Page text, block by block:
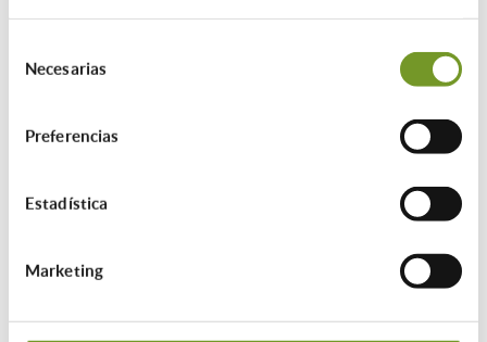
Necesarias
Preferencias
Estadística
Marketing
• Programa 2 (viviendas, viviendas
- 75% máximo 1.200 € por actuación
- 75% máximo 2.000 € en caso de
Inversión mínima de 1.000 €
Concesión de ayudas en régimen de
concurrencia no competitiva, el orden
de prelación quedará establecido por la